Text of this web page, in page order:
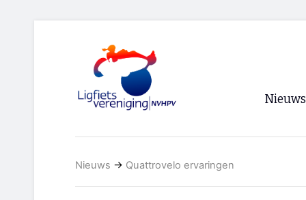
Nieuws
Nieuws → Quattrovelo ervaringen